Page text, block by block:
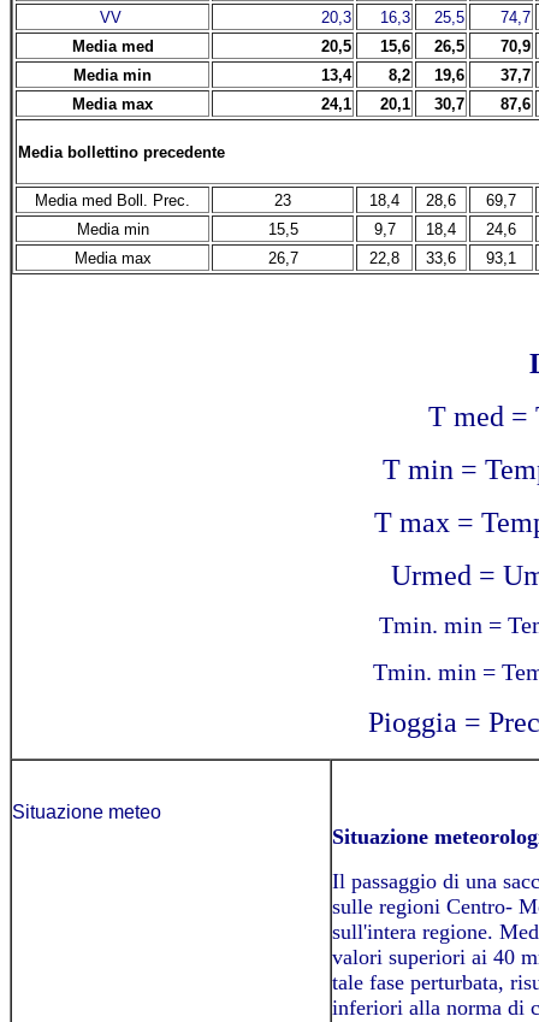
VV
20,3 16,3 25,5
74,7
Media med
20,5 15,6 26,5
70,9
Media min
13,4 8,2 19,6
37,7
Media max
24,1 20,1 30,7 87,6
Media bollettino precedente
Media med Boll. Prec. 23 18,4 28,6
69,7
Media min
15,5 9,7 18,4
24,6
Media max
26,7 22,8 33,6 93,1
T med =
T min =
T max =
Urmed =
Tmin. min =
Tmin. min =
Pioggia =
Situazione meteo
Situazione
Il passaggio di una
sulle regioni Centro-
sull'intera regione.
valori superiori ai 40
tale fase perturbata,
inferiori alla norma di